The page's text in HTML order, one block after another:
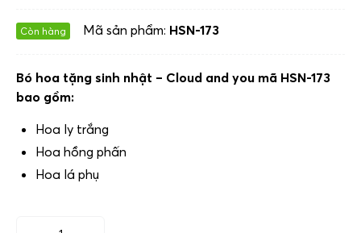
Còn hàng Mã sản phẩm: HSN-173
Bó hoa tặng sinh nhật – Cloud and you mã HSN-173
bao gồm:
Hoa ly trắng
Hoa hồng phấn
Hoa lá phụ